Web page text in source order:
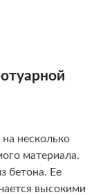
несколько
материала.
бетона. Ее
высокими